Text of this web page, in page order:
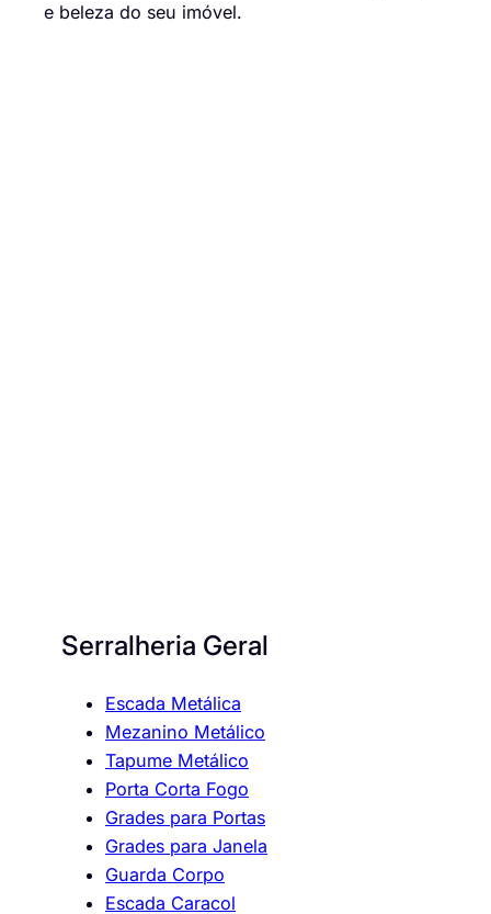
e beleza do seu imóvel.
Serralheria Geral
Escada Metálica
Mezanino Metálico
Tapume Metálico
Porta Corta Fogo
Grades para Portas
Grades para Janela
Guarda Corpo
Escada Caracol